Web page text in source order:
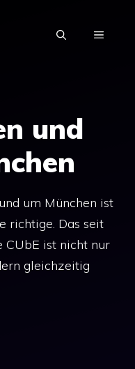
MENÜ
und
um München ist
richtige. Das seit
CUbE ist nicht nur
gleichzeitig